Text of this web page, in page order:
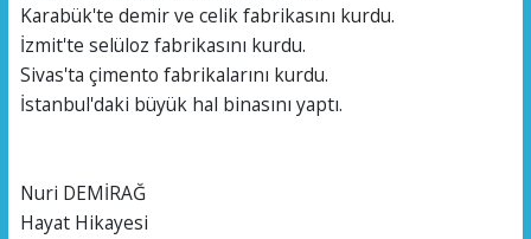
Karabük'te demir ve celik fabrikasını kurdu.
İzmit'te selüloz fabrikasını kurdu.
Sivas'ta çimento fabrikalarını kurdu.
İstanbul'daki büyük hal binasını yaptı.
Nuri DEMİRAĞ
Hayat Hikayesi